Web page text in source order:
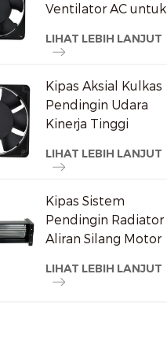
Ventilator AC untuk
LIHAT LEBIH LANJUT
Kipas Aksial Kulkas
Pendingin Udara
Kinerja Tinggi
LIHAT LEBIH LANJUT
Kipas Sistem
Pendingin Radiator
Aliran Silang Motor
LIHAT LEBIH LANJUT